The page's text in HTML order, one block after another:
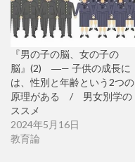
『男の子の脳、女の子の
脳』(2) ―— 子供の成長に
は、性別と年齢という2つの
原理がある / 男女別学の
ススメ
2024年5月16日
教育論